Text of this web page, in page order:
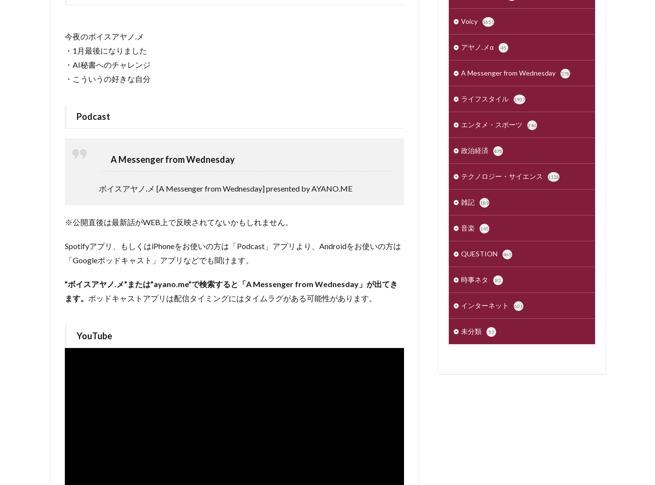
今夜のボイスアヤノ.メ
・1月最後になりました
・AI秘書へのチャレンジ
・こういうの好きな自分
Podcast
A Messenger from Wednesday
ボイスアヤノ.メ [A Messenger from Wednesday] presented by AYANO.ME
※公開直後は最新話がWEB上で反映されてないかもしれません。
Spotifyアプリ、もしくはiPhoneをお使いの方は「Podcast」アプリより、Androidをお使いの方は
「Googleポッドキャスト」アプリなどでも聞けます。
”ボイスアヤノ.メ”または”ayano.me”で検索すると「A Messenger from Wednesday」が出てき
ます。 ポッドキャストアプリは配信タイミングにはタイムラグがある可能性があります。
YouTube
Voicy 1651
アヤノ.メα 45
A Messenger from Wednesday 378
ライフスタイル 1937
エンタメ・スポーツ 246
政治経済 478
テクノロジー・サイエンス 1128
雑記 189
音楽 145
QUESTION 465
時事ネタ 83
インターネット 601
未分類 53